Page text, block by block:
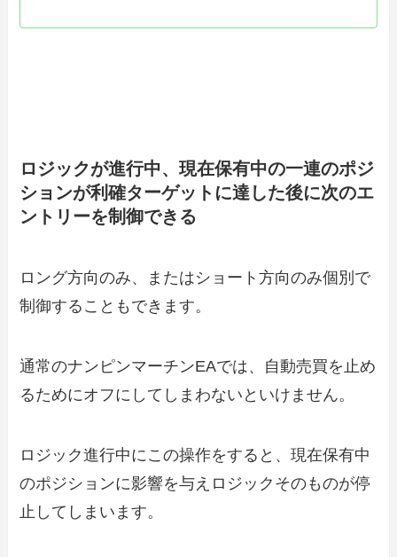
ロジックが進行中、現在保有中の一連のポジ
ションが利確ターゲットに達した後に次のエ
ントリーを制御できる
ロング方向のみ、またはショート方向のみ個別で
制御することもできます。
通常のナンピンマーチンEAでは、自動売買を止め
るためにオフにしてしまわないといけません。
ロジック進行中にこの操作をすると、現在保有中
のポジションに影響を与えロジックそのものが停
止してしまいます。